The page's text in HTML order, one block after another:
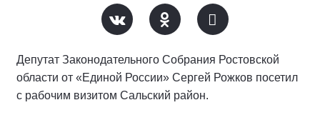
Депутат Законодательного Собрания Ростовской
области от «Единой России» Сергей Рожков посетил
с рабочим визитом Сальский район.